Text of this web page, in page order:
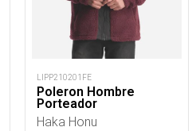
LIPP210201FE
Poleron Hombre
Porteador
Haka Honu